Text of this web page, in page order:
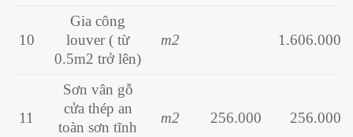
10
Gia công
louver ( từ
0.5m2 trở lên)
m2 1.606.000
11
Sơn vân gỗ
cửa thép an
toàn sơn tĩnh
m2 256.000 256.000